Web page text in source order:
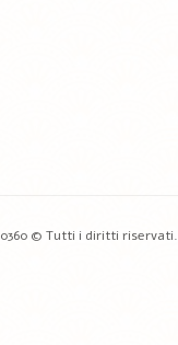
© Tutti i diritti riservati.